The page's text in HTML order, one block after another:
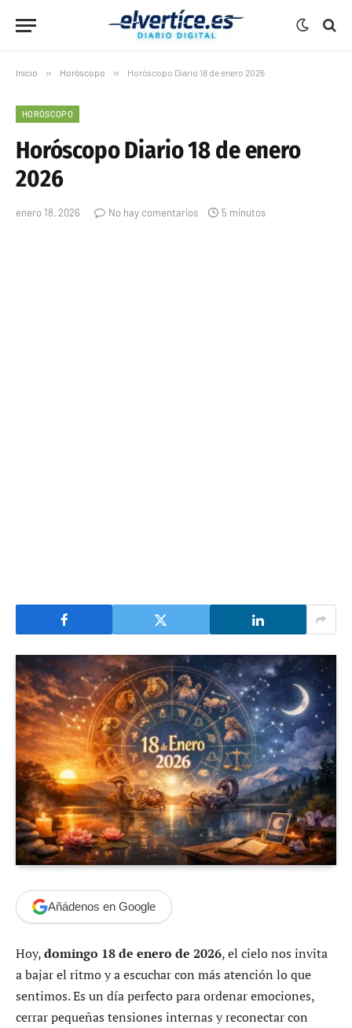
Inicio » Horóscopo » Horóscopo Diario 18 de enero 2026
HORÓSCOPO
Horóscopo Diario 18 de enero
2026
enero 18, 2026 No hay comentarios 5 minutos
Añádenos en Google
Hoy,domingo 18 de enero de 2026, el cielo nos invita
a bajar el ritmo y a escuchar con más atención lo que
sentimos. Es un día perfecto para ordenar emociones,
cerrar pequeñas tensiones internas y reconectar con